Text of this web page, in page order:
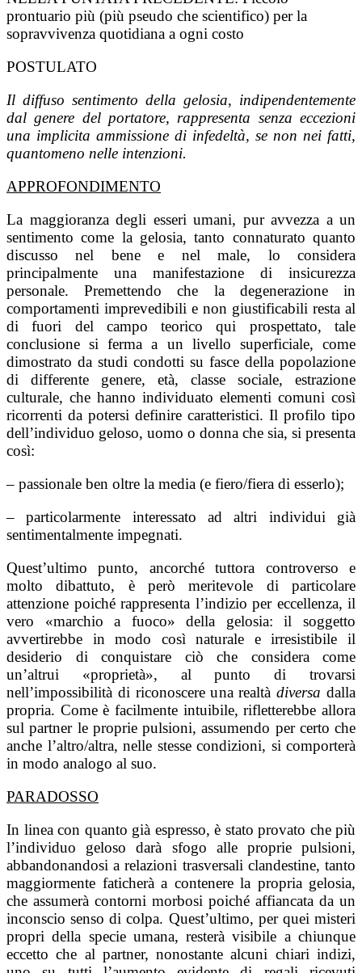
prontuario più (più pseudo che scientifico) per la
sopravvivenza quotidiana a ogni costo
POSTULATO
Il diffuso sentimento della gelosia, indipendentemente
dal genere del portatore, rappresenta senza eccezioni
una implicita ammissione di infedeltà, se non nei fatti,
quantomeno nelle intenzioni.
APPROFONDIMENTO
La maggioranza degli esseri umani, pur avvezza a un
sentimento come la gelosia, tanto connaturato quanto
discusso nel bene e nel male, lo considera
principalmente una manifestazione di insicurezza
personale. Premettendo che la degenerazione in
comportamenti imprevedibili e non giustificabili resta al
di fuori del campo teorico qui prospettato, tale
conclusione si ferma a un livello superficiale, come
dimostrato da studi condotti su fasce della popolazione
di differente genere, età, classe sociale, estrazione
culturale, che hanno individuato elementi comuni così
ricorrenti da potersi definire caratteristici. Il profilo tipo
dell’individuo geloso, uomo o donna che sia, si presenta
così:
– passionale ben oltre la media (e fiero/fiera di esserlo);
– particolarmente interessato ad altri individui già
sentimentalmente impegnati.
Quest’ultimo punto, ancorché tuttora controverso e
molto dibattuto, è però meritevole di particolare
attenzione poiché rappresenta l’indizio per eccellenza, il
vero «marchio a fuoco» della gelosia: il soggetto
avvertirebbe in modo così naturale e irresistibile il
desiderio di conquistare ciò che considera come
un’altrui «proprietà», al punto di trovarsi
nell’impossibilità di riconoscere una realtàdiversadalla
propria. Come è facilmente intuibile, rifletterebbe allora
sul partner le proprie pulsioni, assumendo per certo che
anche l’altro/altra, nelle stesse condizioni, si comporterà
in modo analogo al suo.
PARADOSSO
In linea con quanto già espresso, è stato provato che più
l’individuo geloso darà sfogo alle proprie pulsioni,
abbandonandosi a relazioni trasversali clandestine, tanto
maggiormente faticherà a contenere la propria gelosia,
che assumerà contorni morbosi poiché affiancata da un
inconscio senso di colpa. Quest’ultimo, per quei misteri
propri della specie umana, resterà visibile a chiunque
eccetto che al partner, nonostante alcuni chiari indizi,